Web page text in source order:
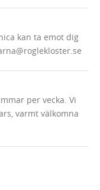
kan ta emot dig
per vecka. Vi
varmt välkomna